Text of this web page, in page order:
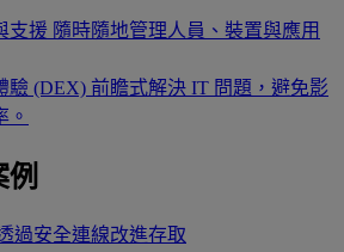
支援 隨時隨地管理人員、裝置與應用
驗 (DEX) 前瞻式解決 IT 問題，避免影
。
過安全連線改進存取